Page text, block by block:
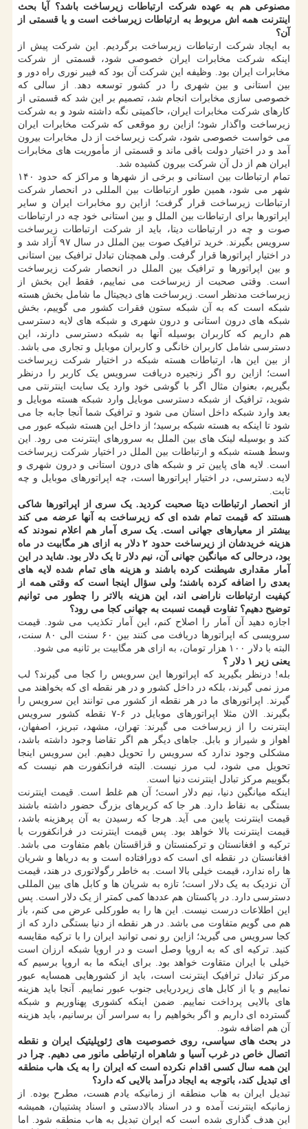
مصنوعی هم به عهده شرکت ارتباطات زیرساخت باشد؟ آیا بحث
اینترنت همه اش مربوط به ارتباطات زیرساخت است و یا قسمتی از
آن؟
به ایجاد شرکت ارتباطات زیرساخت برگردیم. این شرکت پیش از
اینکه شرکت مخابرات ایران خصوصی شود، قسمتی از شرکت
مخابرات ایران بود. وظیفه این شرکت آن بود که فیبر نوری راه دور و
بین استانی و بین شهری را در کشور توسعه دهد. از سالی که
خصوصی سازی مخابرات انجام شد، تصمیم بر این شد که قسمتی از
کارهای شرکت مخابرات ایران، حاکمیتی نگه داشته شود و به شرکت
زیرساخت واگذار شود؛ ازاین رو موقعی که شرکت مخابرات ایران
می خواست خصوصی شود، شرکت زیرساخت از دل مخابرات بیرون
آمد و در اختیار دولت باقی ماند و قسمتی از مأموریت های مخابرات
ایران هم از دل آن شرکت بیرون کشیده شد.
تمام ارتباطات بین استانی و برخی از شهرها و مراکز که حدود ۱۴۰
شهر می شود، همین طور ارتباطات بین المللی در انحصار شرکت
ارتباطات زیرساخت قرار گرفت؛ ازاین رو مخابرات ایران و سایر
اپراتورها برای ارتباطات بین الملل و بین استانی خود چه در ارتباطات
صوت و چه در ارتباطات دیتا، باید از شرکت ارتباطات زیرساخت
سرویس بگیرند. خرید ترافیک صوت بین الملل در سال ۹۷ آزاد شد و
در اختیار اپراتورها قرار گرفت. ولی همچنان تبادل ترافیک بین استانی
و بین اپراتورها و ترافیک بین الملل در انحصار شرکت زیرساخت
است. وقتی صحبت از زیرساخت می نماییم، فقط این بخش از
زیرساخت مدنظر است. زیرساخت های دیجیتال ما شامل بخش هسته
شبکه است که به آن شبکه ستون فقرات کشور می گوییم، بخش
شبکه های درون استانی و درون شهری و شبکه های لایه دسترسی
هم داریم که کاربران بوسیله آنها به شبکه دسترسی دارند، این
دسترسی شامل کاربران خانگی و کاربران موبایل و تجاری می باشد.
از بین این ها، ارتباطات هسته شبکه در اختیار شرکت زیرساخت
است؛ ازاین رو اگر زنجیره دریافت سرویس یک کاربر را درنظر
بگیریم، بعنوان مثال اگر با گوشی خود وارد یک سایت اینترنتی می
شوید، ترافیک از شبکه دسترسی موبایل وارد شبکه هسته موبایل و
بعد وارد شبکه داخل استان می شود و ترافیک شما آنجا جابه جا می
شود تا اینکه به هسته شبکه برسید؛ از داخل این هسته شبکه عبور می
کند و بوسیله لینک های بین الملل به سرورهای اینترنت می رود. این
وسط هسته شبکه و ارتباطات بین الملل در اختیار شرکت زیرساخت
است. لایه های پایین تر و شبکه های درون استانی و درون شهری و
لایه دسترسی، در اختیار اپراتورها است، چه اپراتورهای موبایل و چه
ثابت.
از انحصار ارتباطات دیتا صحبت کردید. یک سری از اپراتورها شاکی
هستند که قیمت تمام شده ای که زیرساخت به آنها عرضه می کند
بیشتر از معیارهای جهانی است. یک سری آمار هم اعلام نمودند که
هزینه خریدشان از زیرساخت حدود ۲ دلار به ازای هر مگابیت در ماه
بود، درحالی که میانگین جهانی آن، نیم دلار تا یک دلار بود. شاید در این
آمار مقداری شیطنت کرده باشند و هزینه های تمام شده لایه های
بعدی را اضافه کرده باشند؛ ولی سؤال اینجا است که وقتی همه از
کیفیت ارتباطات ناراضی اند، این هزینه بالاتر را چطور می توانیم
توضیح دهیم؟ تفاوت قیمت نسبت به جهانی کجا می رود؟
اجازه دهید آن آمار را اصلاح کنم، این آمار تکذیب می شود. قیمت
سرویسی که اپراتورها دریافت می کنند بین ۶۰ سنت الی ۸۰ سنت،
البته با دلار ۱۰۰ هزار تومان، به ازای هر مگابیت بر ثانیه می شود.
یعنی زیر ۱ دلار ؟
بله! درنظر بگیرید که اپراتورها این سرویس را کجا می گیرند؟ لب
مرز نمی گیرند، بلکه در داخل کشور و در هر نقطه ای که بخواهند می
گیرند. اپراتورهای ما در هر نقطه از کشور می توانند این سرویس را
بگیرند. الان مثلا اپراتورهای موبایل در ۶-۷ نقطه کشور سرویس
اینترنت را از زیرساخت می گیرند: تهران، مشهد، تبریز، اصفهان،
اهواز و شیراز و بابل. جاهای دیگر هم اگر تقاضا وجود داشته باشد،
مشکلی وجود ندارد که سرویس را تحویل دهیم. این سرویس اینجا
تحویل می شود، لب مرز نیست. البته فرانکفورت هم نیست که
بگوییم مرکز تبادل اینترنت دنیا است.
اینکه میانگین دنیا، نیم دلار است؛ آن هم غلط است. قیمت اینترنت
بستگی به نقاط دارد. هر جا که کریرهای بزرگ حضور داشته باشند
قیمت اینترنت پایین می آید. هرجا که رسیدن به آن پرهزینه باشد،
قیمت اینترنت بالا خواهد بود. پس قیمت اینترنت در فرانکفورت با
ترکیه و افغانستان و ترکمنستان و قزاقستان باهم متفاوت می باشد.
افغانستان در نقطه ای است که دورافتاده است و به دریاها و شریان
ها راه ندارد، قیمت خیلی بالا است. به خاطر رگولاتوری در هند، قیمت
آن نزدیک به یک دلار است؛ تازه به شریان ها و کابل های بین المللی
دسترسی دارد. در پاکستان هم عددها کمی کمتر از یک دلار است. پس
این اطلاعات درست نیست. این ها را به طورکلی عرض می کنم، باز
هم می گویم متفاوت می باشد. در هر نقطه از دنیا بستگی دارد که از
کجا سرویس می گیرید؛ ازاین رو نمی توانید ایران را با ترکیه مقایسه
کنید. ترکیه ای که به اروپا وصل است و در اروپا شبکه ارزان است
خیلی با ایران متقاوت خواهد بود. برای اینکه ما به اروپا برسیم که
مرکز تبادل ترافیک اینترنت است، باید از کشورهایی همسایه عبور
نماییم و یا از کابل های زیردریایی جنوب عبور نماییم. آنجا باید هزینه
های بالایی پرداخت نماییم. ضمن اینکه کشوری پهناوریم و شبکه
گسترده ای داریم و اگر بخواهیم را به سراسر آن برسانیم، باید هزینه
آن هم اضافه شود.
در بحث های سیاسی، روی خصوصیت های ژئوپلیتیک ایران و نقطه
اتصال خاص در غرب آسیا و شاهراه ارتباطی مانور می دهیم. چرا در
این همه سال کسی اقدام نکرده است که ایران را به یک هاب منطقه
ای تبدیل کند، باتوجه به ایجاد درآمد بالایی که دارد؟
تبدیل ایران به هاب منطقه از زمانیکه یادم هست، مطرح بوده. از
زمانیکه اینترنت آمده و در اسناد بالادستی و اسناد پشتیبان، همیشه
این هدف گذاری شده است که ایران تبدیل به هاب منطقه شود. اما